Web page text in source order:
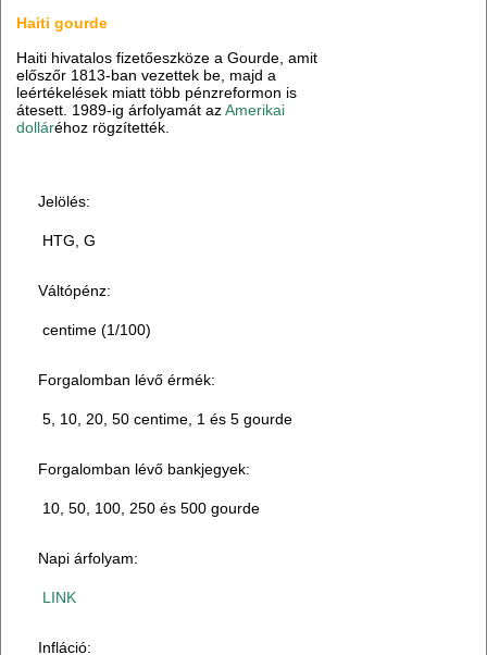
Haiti gourde
Haiti hivatalos fizetőeszköze a Gourde, amit
előszőr 1813-ban vezettek be, majd a
leértékelések miatt több pénzreformon is
átesett. 1989-ig árfolyamát azAmerikai
dolláréhoz rögzítették.
Jelölés:
HTG, G
Váltópénz:
centime (1/100)
Forgalomban lévő érmék:
5, 10, 20, 50 centime, 1 és 5 gourde
Forgalomban lévő bankjegyek:
10, 50, 100, 250 és 500 gourde
Napi árfolyam:
LINK
Infláció: